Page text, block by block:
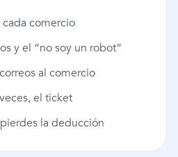
comercio
y el “no soy un robot”
al comercio
el ticket
la deducción